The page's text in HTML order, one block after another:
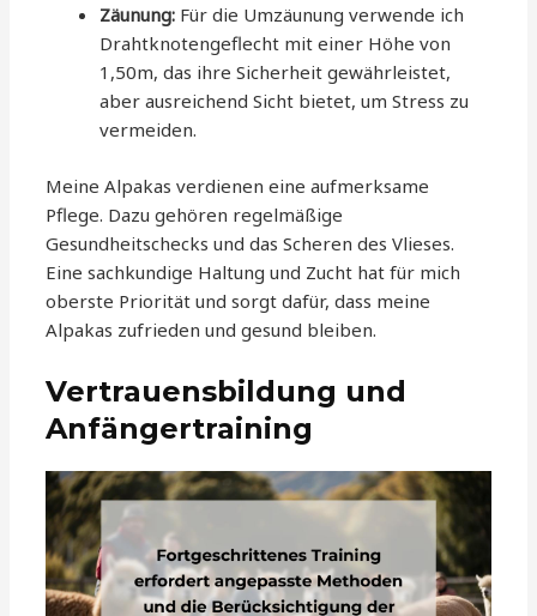
Zäunung: Für die Umzäunung verwende ich
Drahtknotengeflecht mit einer Höhe von
1,50m, das ihre Sicherheit gewährleistet,
aber ausreichend Sicht bietet, um Stress zu
vermeiden.
Meine Alpakas verdienen eine aufmerksame
Pflege. Dazu gehören regelmäßige
Gesundheitschecks und das Scheren des Vlieses.
Eine sachkundige Haltung und Zucht hat für mich
oberste Priorität und sorgt dafür, dass meine
Alpakas zufrieden und gesund bleiben.
Vertrauensbildung und
Anfängertraining